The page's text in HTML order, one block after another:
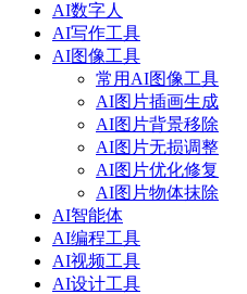
AI数字人
AI写作工具
AI图像工具
常用AI图像工具
AI图片插画生成
AI图片背景移除
AI图片无损调整
AI图片优化修复
AI图片物体抹除
AI智能体
AI编程工具
AI视频工具
AI设计工具